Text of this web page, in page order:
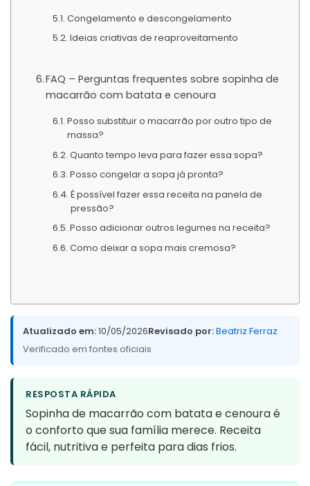
Congelamento e descongelamento
Ideias criativas de reaproveitamento
FAQ – Perguntas frequentes sobre sopinha de
macarrão com batata e cenoura
Posso substituir o macarrão por outro tipo de
massa?
Quanto tempo leva para fazer essa sopa?
Posso congelar a sopa já pronta?
É possível fazer essa receita na panela de
pressão?
Posso adicionar outros legumes na receita?
Como deixar a sopa mais cremosa?
Atualizado em:10/05/2026Revisado por:Beatriz Ferraz
Verificado em fontes oficiais
RESPOSTA RÁPIDA
Sopinha de macarrão com batata e cenoura é
o conforto que sua família merece. Receita
fácil, nutritiva e perfeita para dias frios.